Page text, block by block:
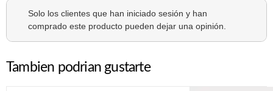
Solo los clientes que han iniciado sesión y han
comprado este producto pueden dejar una opinión.
Tambien podrian gustarte